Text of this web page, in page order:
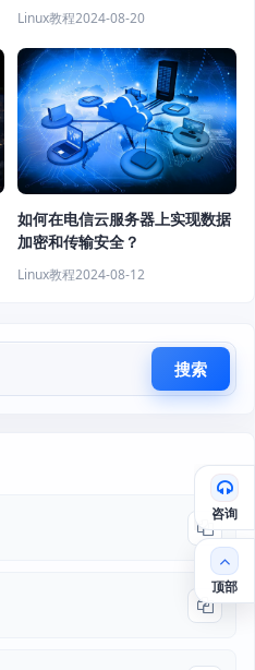
Linux教程2024-08-20
如何在电信云服务器上实现数据
加密和传输安全？
Linux教程2024-08-12
搜索
咨询
顶部